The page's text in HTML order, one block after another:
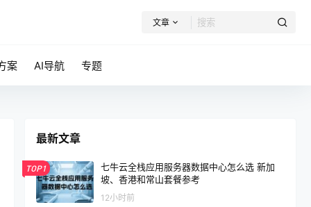
文章
案 AI导航 专题
最新文章
TOP1
七牛云全栈应用服务器数据中心怎么选 新加
坡、香港和常山套餐参考
12小时前